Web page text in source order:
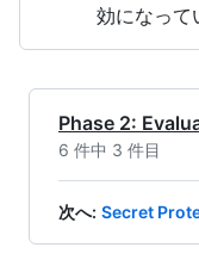
効になって
Phase 2:
6 件中 3 件目
次へ: Secret